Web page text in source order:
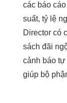
các báo
suất, tỷ lệ
Director có
sách đãi
cảnh báo
giúp bộ